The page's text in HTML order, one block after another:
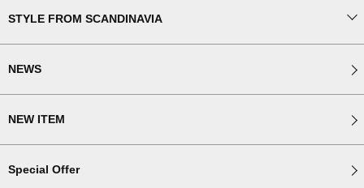
STYLE FROM SCANDINAVIA
NEWS
NEW ITEM
Special Offer